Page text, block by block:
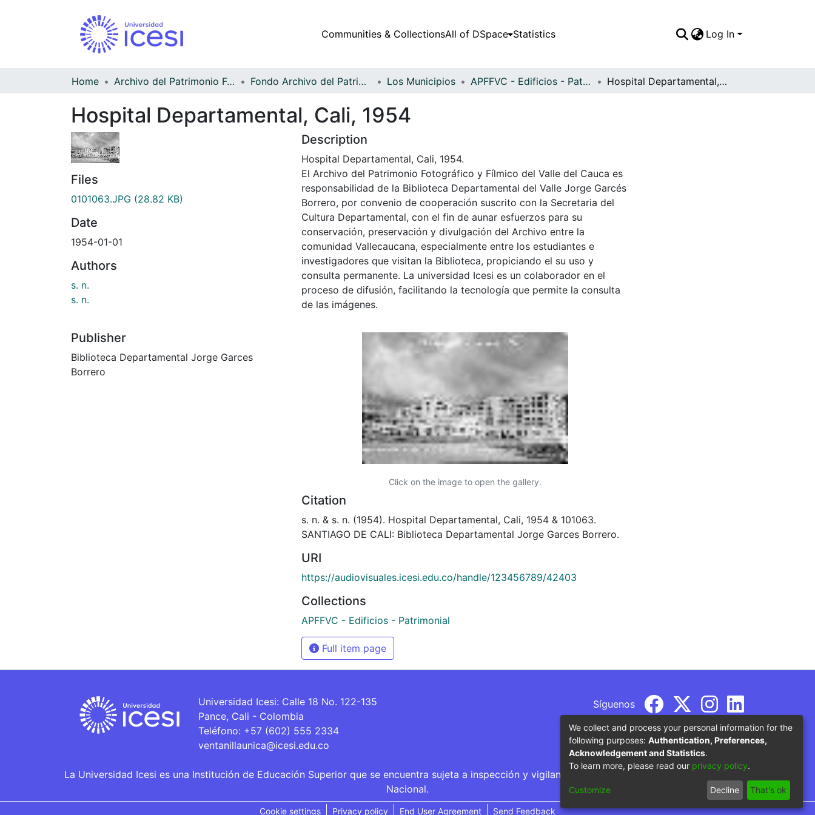
Communities & CollectionsAll of DSpace Statistics Log In
Home Archivo del Patrimonio Fotográfico y Fílmico del Valle del Cauca Fondo Archivo del Patrimonio Fotográfico y Fílmico del Valle del Cauca Los Municipios APFFVC - Edificios - Patrimonial Hospital Departamental, Cali, 1954
Hospital Departamental, Cali, 1954
Files
0101063.JPG (28.82 KB)
Date
1954-01-01
Authors
s. n.
s. n.
Publisher
Biblioteca Departamental Jorge Garces
Borrero
Description
Hospital Departamental, Cali, 1954.
El Archivo del Patrimonio Fotográfico y Fílmico del Valle del Cauca es
responsabilidad de la Biblioteca Departamental del Valle Jorge Garcés
Borrero, por convenio de cooperación suscrito con la Secretaria del
Cultura Departamental, con el fin de aunar esfuerzos para su
conservación, preservación y divulgación del Archivo entre la
comunidad Vallecaucana, especialmente entre los estudiantes e
investigadores que visitan la Biblioteca, propiciando el su uso y
consulta permanente. La universidad Icesi es un colaborador en el
proceso de difusión, facilitando la tecnología que permite la consulta
de las imágenes.
Click on the image to open the gallery.
Citation
s. n. & s. n. (1954). Hospital Departamental, Cali, 1954 & 101063.
SANTIAGO DE CALI: Biblioteca Departamental Jorge Garces Borrero.
URI
https://audiovisuales.icesi.edu.co/handle/123456789/42403
Collections
APFFVC - Edificios - Patrimonial
Full item page
Universidad Icesi: Calle 18 No. 122-135
Pance, Cali - Colombia
Teléfono: +57 (602) 555 2334
ventanillaunica@icesi.edu.co
Síguenos
La Universidad Icesi es una Institución de Educación Superior que se encuentra sujeta a inspección y vigilancia por parte del Ministerio de Educación
Nacional.
Cookie settings Privacy policy End User Agreement Send Feedback
We collect and process your personal information for the
following purposes: Authentication, Preferences,
Acknowledgement and Statistics.
To learn more, please read our privacy policy.
Customize Decline That's ok